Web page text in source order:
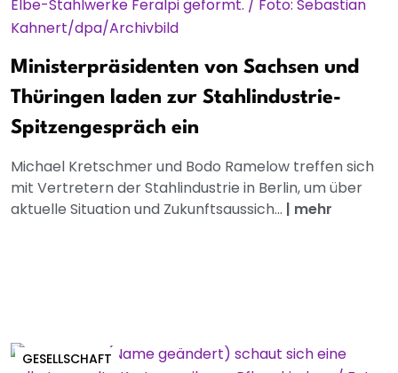
Ministerpräsidenten von Sachsen und
Thüringen laden zur Stahlindustrie-
Spitzengespräch ein
Michael Kretschmer und Bodo Ramelow treffen sich
mit Vertretern der Stahlindustrie in Berlin, um über
aktuelle Situation und Zukunftsaussich... | mehr
GESELLSCHAFT